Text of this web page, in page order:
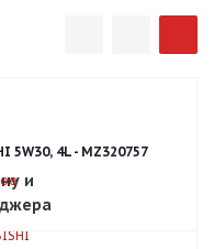
4L - MZ320757
и